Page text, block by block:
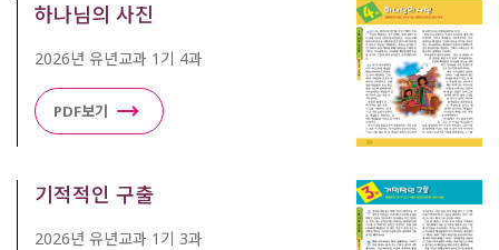
하나님의 사진
2026년 유년교과 1기 4과
PDF보기
기적적인 구출
2026년 유년교과 1기 3과